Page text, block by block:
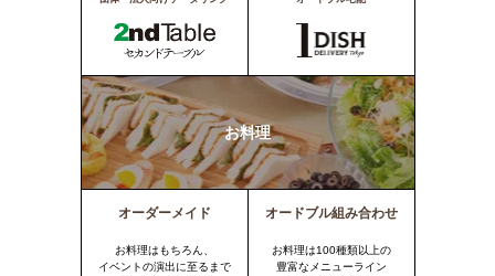
お料理
オーダーメイド
お料理はもちろん、
イベントの演出に至るまで
オードブル組み合わせ
お料理は100種類以上の
豊富なメニューライン